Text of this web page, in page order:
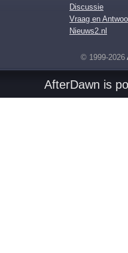
Discussie
Vraag en
Nieuws2.nl
© 1999-2026
AfterDawn is